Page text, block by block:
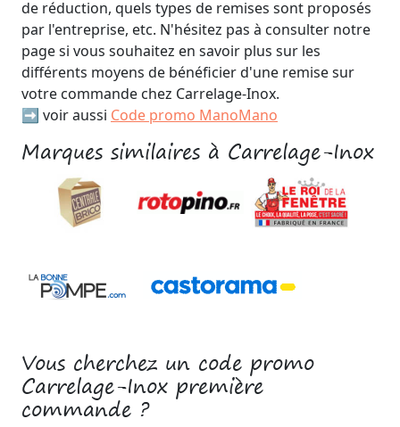
de réduction, quels types de remises sont proposés
par l'entreprise, etc. N'hésitez pas à consulter notre
page si vous souhaitez en savoir plus sur les
différents moyens de bénéficier d'une remise sur
votre commande chez Carrelage-Inox.
➡️ voir aussi Code promo ManoMano
Marques similaires à Carrelage-Inox
Vous cherchez un code promo
Carrelage-Inox première
commande ?